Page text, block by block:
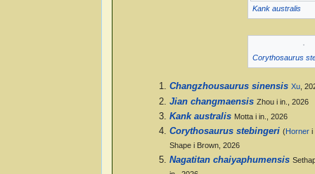
Kank australis
Corythosaurus
Changzhousaurus sinensis Xu,
Jian changmaensis Zhou i in., 2026
Kank australis Motta i in., 2026
Corythosaurus stebingeri (Horneri
Shape i Brown, 2026
Nagatitan chaiyaphumensis